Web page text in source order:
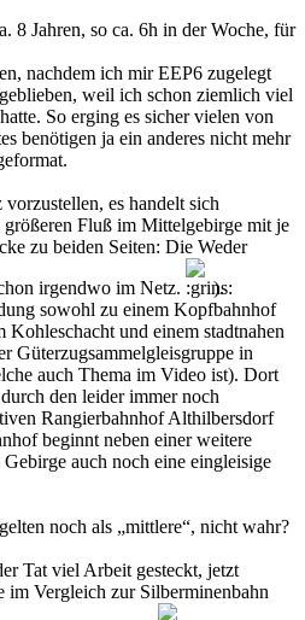
8 Jahren, so ca. 6h in der Woche, für
nachdem ich mir EEP6 zugelegt
weil ich schon ziemlich viel
So erging es sicher vielen von
benötigen ja ein anderes nicht mehr
es handelt sich
größeren Fluß im Mittelgebirge mit je
zu beiden Seiten: Die Weder
irgendwo im Netz.
).
sowohl zu einem Kopfbahnhof
und einem stadtnahen
Güterzugsammelgleisgruppe in
auch Thema im Video ist). Dort
den leider immer noch
Rangierbahnhof Althilbersdorf
beginnt neben einer weitere
auch noch eine eingleisige
noch als „mittlere“, nicht wahr?
Tat viel Arbeit gesteckt, jetzt
im Vergleich zur Silberminenbahn